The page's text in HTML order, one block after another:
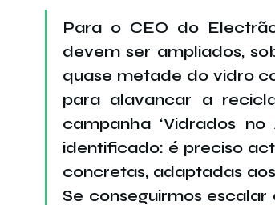
Para o CEO do
devem ser ampliados,
quase metade do vidro
para alavancar a
campanha ‘Vidrados
identificado: é preciso
concretas, adaptadas
Se conseguirmos